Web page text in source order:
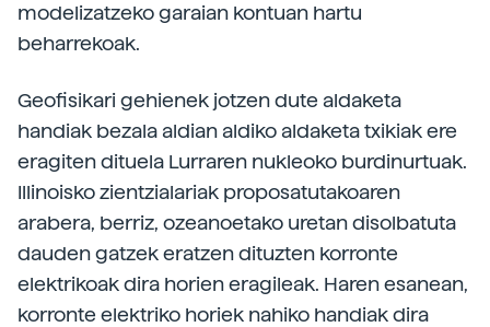
modelizatzeko garaian kontuan hartu
beharrekoak.
Geofisikari gehienek jotzen dute aldaketa
handiak bezala aldian aldiko aldaketa txikiak ere
eragiten dituela Lurraren nukleoko burdinurtuak.
Illinoisko zientzialariak proposatutakoaren
arabera, berriz, ozeanoetako uretan disolbatuta
dauden gatzek eratzen dituzten korronte
elektrikoak dira horien eragileak. Haren esanean,
korronte elektriko horiek nahiko handiak dira